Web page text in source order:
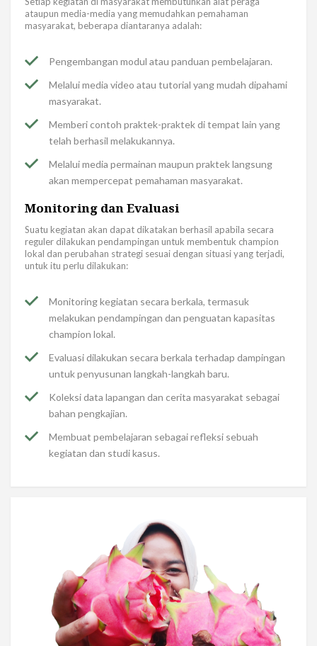
ataupun media-media yang memudahkan pemahaman
masyarakat, beberapa diantaranya adalah:
Pengembangan modul atau panduan pembelajaran.
Melalui media video atau tutorial yang mudah dipahami
masyarakat.
Memberi contoh praktek-praktek di tempat lain yang
telah berhasil melakukannya.
Melalui media permainan maupun praktek langsung
akan mempercepat pemahaman masyarakat.
Monitoring dan Evaluasi
Suatu kegiatan akan dapat dikatakan berhasil apabila secara
reguler dilakukan pendampingan untuk membentuk champion
lokal dan perubahan strategi sesuai dengan situasi yang terjadi,
untuk itu perlu dilakukan:
Monitoring kegiatan secara berkala, termasuk
melakukan pendampingan dan penguatan kapasitas
champion lokal.
Evaluasi dilakukan secara berkala terhadap dampingan
untuk penyusunan langkah-langkah baru.
Koleksi data lapangan dan cerita masyarakat sebagai
bahan pengkajian.
Membuat pembelajaran sebagai refleksi sebuah
kegiatan dan studi kasus.